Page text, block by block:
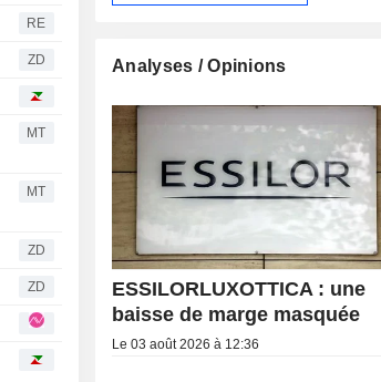
RE
ZD
MT
MT
ZD
ZD
Analyses / Opinions
ESSILORLUXOTTICA : une
baisse de marge masquée
Le 03 août 2026 à 12:36